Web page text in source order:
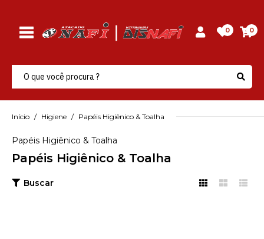
0 0
Início Higiene Papéis Higiênico & Toalha
Papéis Higiênico & Toalha
Papéis Higiênico & Toalha
Buscar